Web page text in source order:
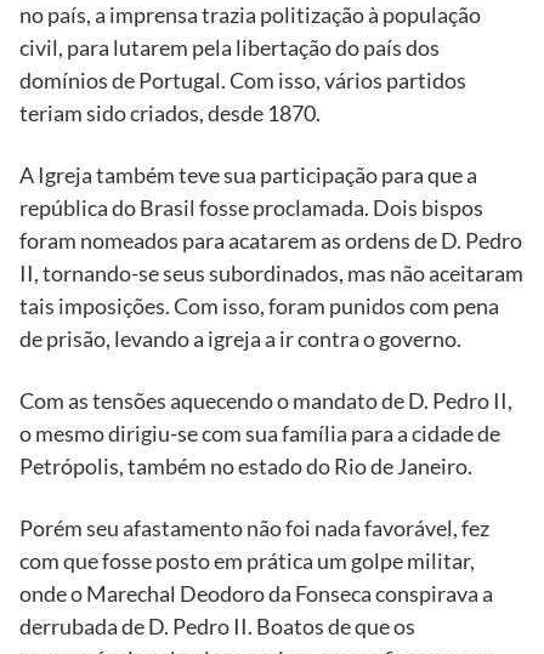
no país, a imprensa trazia politização à população
civil, para lutarem pela libertação do país dos
domínios de Portugal. Com isso, vários partidos
teriam sido criados, desde 1870.
A Igreja também teve sua participação para que a
república do Brasil fosse proclamada. Dois bispos
foram nomeados para acatarem as ordens de D. Pedro
II, tornando-se seus subordinados, mas não aceitaram
tais imposições. Com isso, foram punidos com pena
de prisão, levando a igreja a ir contra o governo.
Com as tensões aquecendo o mandato de D. Pedro II,
o mesmo dirigiu-se com sua família para a cidade de
Petrópolis, também no estado do Rio de Janeiro.
Porém seu afastamento não foi nada favorável, fez
com que fosse posto em prática um golpe militar,
onde o Marechal Deodoro da Fonseca conspirava a
derrubada de D. Pedro II. Boatos de que os